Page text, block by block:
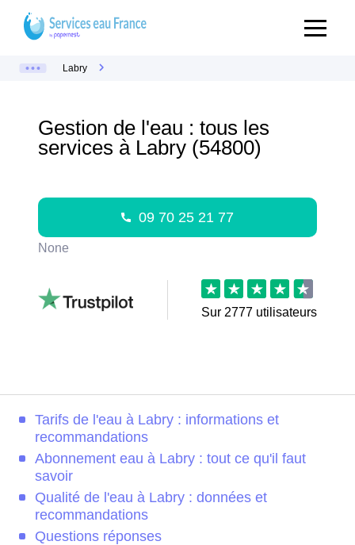
Labry
Gestion de l'eau : tous les
services à Labry (54800)
09 70 25 21 77
None
Sur 2777 utilisateurs
Tarifs de l'eau à Labry : informations et
recommandations
Abonnement eau à Labry : tout ce qu'il faut
savoir
Qualité de l'eau à Labry : données et
recommandations
Questions réponses